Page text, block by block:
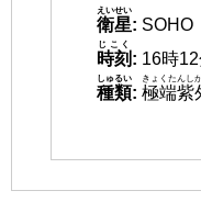
衛星
えいせい
: SOHO
時刻
じこく
: 16時
種類
しゅるい
: 極端紫
きょくたんし